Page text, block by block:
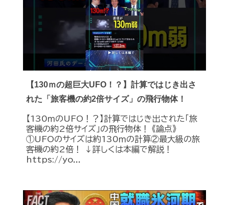
【130ｍの超巨大UFO！？】計算ではじき出さ
れた「旅客機の約2倍サイズ」の飛行物体！
【130ｍのUFO！？】計算ではじき出された「旅
客機の約2倍サイズ」の飛行物体！ 《論点》
①UFOのサイズは約130ｍの計算②最大級の旅
客機の約2倍！ ↓詳しくは本編で解説！
https://yo...